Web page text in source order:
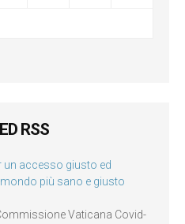
RSS
un accesso giusto ed
più sano e giusto
Vaticana Covid-